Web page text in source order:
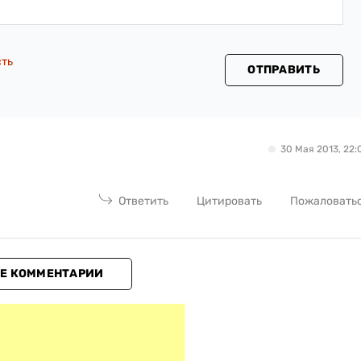
ОТПРАВИТЬ
30 Мая 2013,
Ответить Цитировать
КОММЕНТАРИИ